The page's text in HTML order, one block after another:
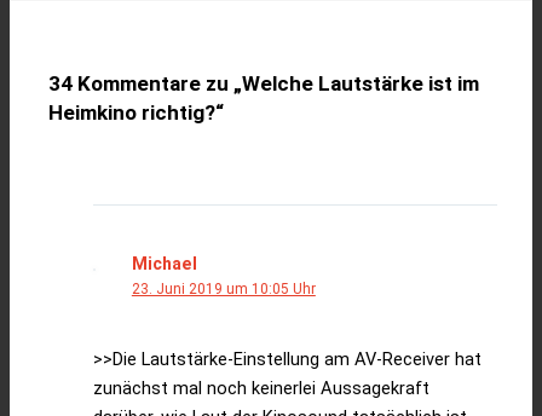
34 Kommentare zu „Welche Lautstärke ist im
Heimkino richtig?“
Michael
23. Juni 2019 um 10:05 Uhr
>>Die Lautstärke-Einstellung am AV-Receiver hat
zunächst mal noch keinerlei Aussagekraft